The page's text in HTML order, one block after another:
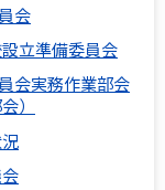
会
立準備委員会
会実務作業部会
）